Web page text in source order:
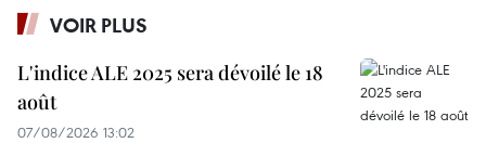
VOIR PLUS
L'indice ALE 2025 sera dévoilé le 18
août
07/08/2026 13:02